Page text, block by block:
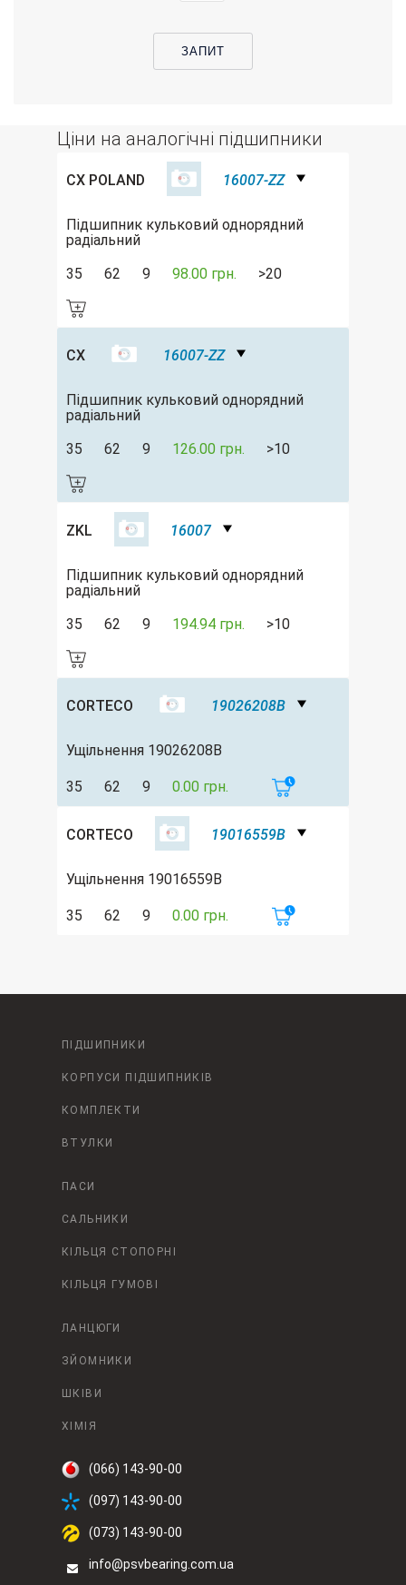
ЗАПИТ
Ціни на аналогічні підшипники
CX POLAND 16007-ZZ
Підшипник кульковий однорядний
радіальний
35
62 9 98.00 грн. >20
CX 16007-ZZ
Підшипник кульковий однорядний
радіальний
35
62 9 126.00 грн. >10
ZKL 16007
Підшипник кульковий однорядний
радіальний
35
62 9 194.94 грн. >10
CORTECO 19026208B
Ущільнення 19026208B
35 62 9 0.00 грн.
CORTECO 19016559B
Ущільнення 19016559B
35 62 9 0.00 грн.
ПІДШИПНИКИ
КОРПУСИ ПІДШИПНИКІВ
КОМПЛЕКТИ
ВТУЛКИ
ПАСИ
САЛЬНИКИ
КІЛЬЦЯ СТОПОРНІ
КІЛЬЦЯ ГУМОВІ
ЛАНЦЮГИ
ЗЙОМНИКИ
ШКІВИ
ХІМІЯ
(066) 143-90-00
(097) 143-90-00
(073) 143-90-00
info@psvbearing.com.ua